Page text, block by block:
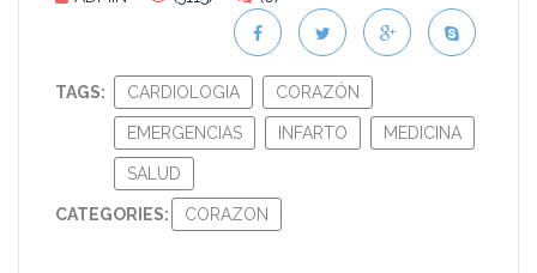
TAGS: CARDIOLOGIA CORAZÓN
EMERGENCIAS INFARTO MEDICINA
SALUD
CATEGORIES: CORAZON